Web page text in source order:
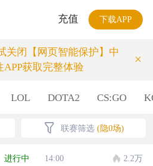
充值 下载APP
关闭【网页智能保护】中
获取完整体验
×
LOL DOTA2 CS:GO
联赛筛选 (隐0场)
进行中 14:00 2.2万